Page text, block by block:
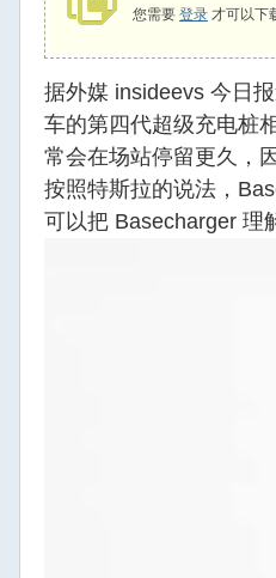
您需要 登录 才可以下
据外媒 insideevs 今日
车的第四代超级充电桩
常会在场站停留更久，
按照特斯拉的说法，
可以把 Basecharger 理